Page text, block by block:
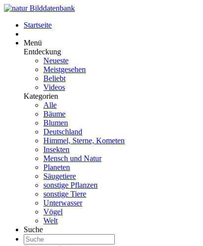
Startseite
Menü
Entdeckung
Neueste
Meistgesehen
Beliebt
Videos
Kategorien
Alle
Bäume
Blumen
Deutschland
Himmel, Sterne, Kometen
Insekten
Mensch und Natur
Planeten
Säugetiere
sonstige Pflanzen
sonstige Tiere
Unterwasser
Vögel
Welt
Suche